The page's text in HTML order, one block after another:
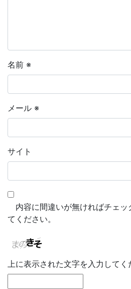
名前 ※
メール ※
サイト
内容に間違いが無ければチェッ
てください。
上に表示された文字を入力してく